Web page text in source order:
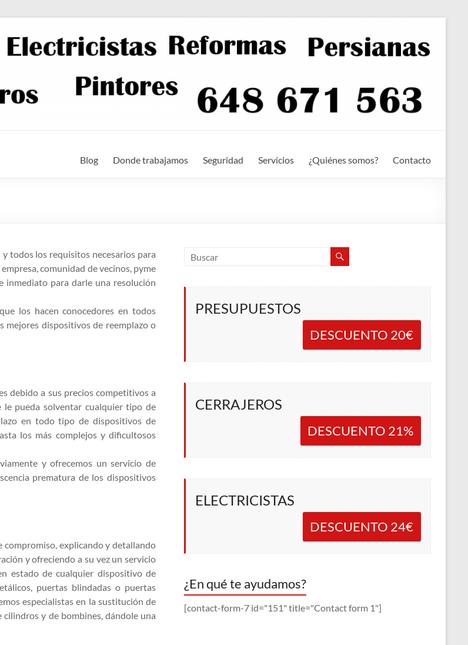
Blog Donde trabajamos Seguridad Servicios ¿Quiénes somos? Contacto
todos los requisitos necesarios para
comunidad de vecinos, pyme
para darle una resolución
los hacen conocedores en todos
mejores dispositivos de reemplazo o
debido a sus precios competitivos a
pueda solventar cualquier tipo de
en todo tipo de dispositivos de
los más complejos y dificultosos
y ofrecemos un servicio de
prematura de los dispositivos
explicando y detallando
y ofreciendo a su vez un servicio
estado de cualquier dispositivo de
puertas blindadas o puertas
especialistas en la sustitución de
y de bombines, dándole una
PRESUPUESTOS
DESCUENTO 20€
CERRAJEROS
DESCUENTO 21%
ELECTRICISTAS
DESCUENTO 24€
¿En qué te ayudamos?
[contact-form-7 id="151" title="Contact form 1"]